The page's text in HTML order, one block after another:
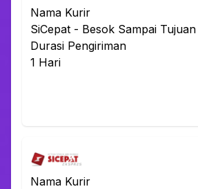
Nama Kurir
SiCepat - Besok Sampai Tujuan
Durasi Pengiriman
1 Hari
Nama Kurir